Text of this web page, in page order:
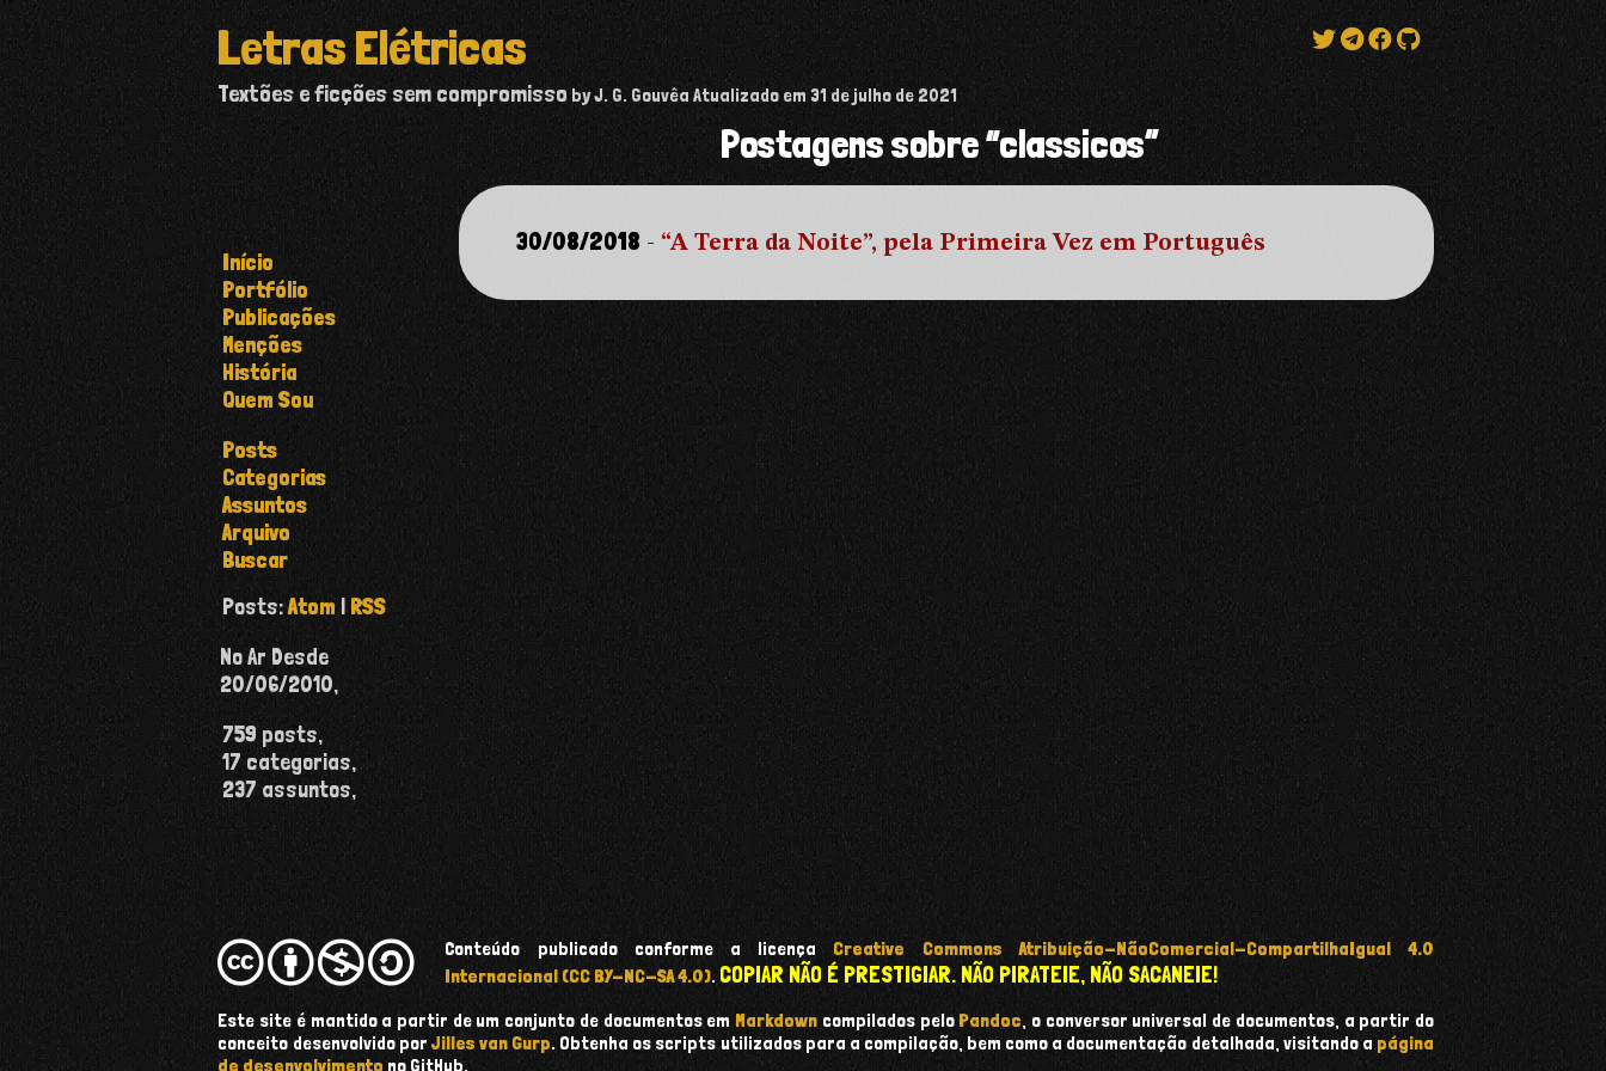
Letras Elétricas
Textões e ficções sem compromisso by J. G. Gouvêa Atualizado em31 de julho de 2021
Início
Portfólio
Publicações
Menções
História
Quem Sou
Posts
Categorias
Assuntos
Arquivo
Buscar
Posts:Atom |RSS
No Ar Desde
20/06/2010,
759 posts,
17 categorias,
237 assuntos,
Postagens sobre “classicos”
30/08/2018 - “A Terra da Noite”, pela Primeira Vez em Português
Conteúdo publicado conforme a licença Creative Commons Atribuição-NãoComercial-CompartilhaIgual 4.0
Internacional (CC BY-NC-SA 4.0). COPIAR NÃO É PRESTIGIAR. NÃO PIRATEIE, NÃO SACANEIE!
Este site é mantido a partir de um conjunto de documentos emMarkdown compilados peloPandoc , o conversor universal de documentos, a partir do
conceito desenvolvido por Jilles van Gurp. Obtenha os scripts utilizados para a compilação, bem como a documentação detalhada, visitando a página
de desenvolvimentono GitHub.